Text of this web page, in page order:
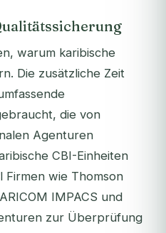
warum karibische
Die zusätzliche Zeit
die von
Agenturen
CBI-Einheiten
Firmen wie Thomson
IMPACS und
zur Überprüfung